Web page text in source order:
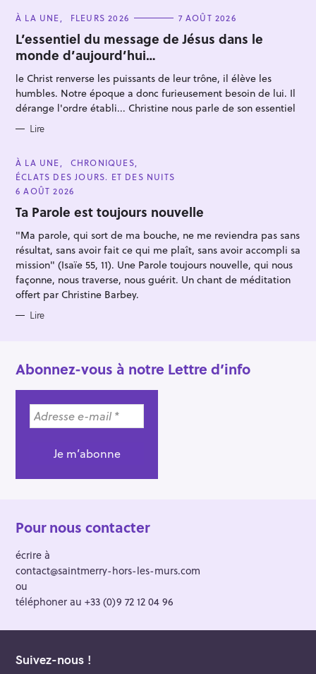
C
T
E
G
O
R
I
E
S
À LA UNE FLEURS 2026 7 AOÛT 2026
L’essentiel du message de Jésus dans le
monde d’aujourd’hui…
le Christ renverse les puissants de leur trône, il élève les
humbles. Notre époque a donc furieusement besoin de lui. Il
dérange l'ordre établi... Christine nous parle de son essentiel
Lire
C
A
T
E
G
O
R
E
À LA UNE
CHRONIQUES
ÉCLATS DES JOURS. ET DES NUITS
6 AOÛT 2026
Ta Parole est toujours nouvelle
"Ma parole, qui sort de ma bouche, ne me reviendra pas sans
résultat, sans avoir fait ce qui me plaît, sans avoir accompli sa
mission" (Isaïe 55, 11). Une Parole toujours nouvelle, qui nous
façonne, nous traverse, nous guérit. Un chant de méditation
offert par Christine Barbey.
Lire
Abonnez-vous à notre Lettre d’info
Pour nous contacter
écrire à
contact@saintmerry-hors-les-murs.com
ou
téléphoner au +33 (0)9 72 12 04 96
Suivez-nous !